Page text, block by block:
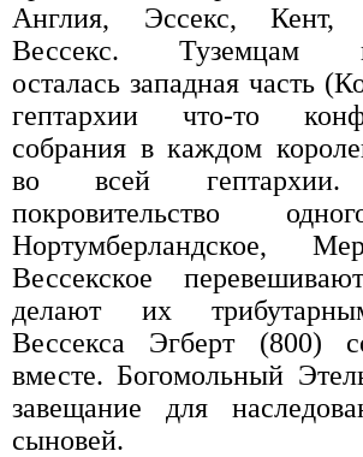
Англия, Эссекс,
Вессекс. Туземцам
осталась западная часть
гептархии что-то
собрания в каждом
во всей гептархии.
покровительство
Нортумберландское,
Вессекское
делают их
Вессекса Эгберт (800)
вместе. Богомольный
завещание для
сыновей.